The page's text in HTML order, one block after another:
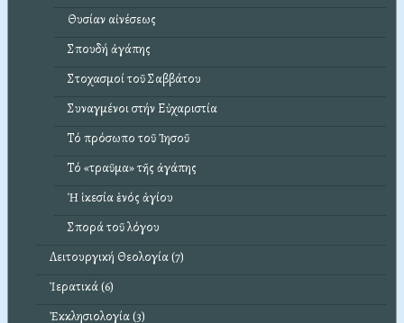
Θυσίαν αἰνέσεως
Σπουδή ἀγάπης
Στοχασμοί τοῦ Σαββάτου
Συναγμένοι στήν Εὐχαριστία
Τό πρόσωπο τοῦ Ἰησοῦ
Τό «τραῦμα» τῆς ἀγάπης
Ἡ ἱκεσία ἑνός ἁγίου
Σπορά τοῦ λόγου
Λειτουργική Θεολογία (7)
Ἱερατικά (6)
Ἐκκλησιολογία (3)